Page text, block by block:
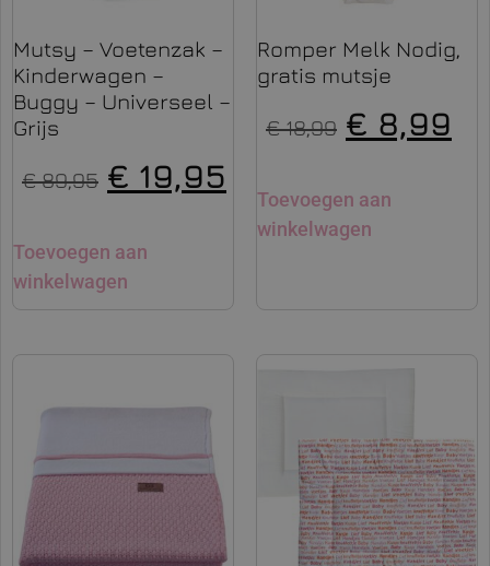
Mutsy – Voetenzak –
Kinderwagen –
Buggy – Universeel –
Grijs
€89,95 € 19,95
Toevoegen aan
winkelwagen
Romper Melk Nodig,
gratis mutsje
€18,99 € 8,99
Toevoegen aan
winkelwagen